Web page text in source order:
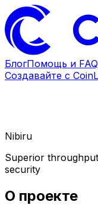
БлогПомощь и
Создавайте с
Nibiru
Superior
security
О проекте